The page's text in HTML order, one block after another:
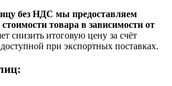
без НДС мы предоставляем
товара в зависимости от
снизить итоговую цену за счёт
при экспортных поставках.